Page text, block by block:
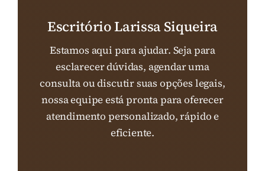
Escritório Larissa Siqueira
Estamos aqui para ajudar. Seja para
esclarecer dúvidas, agendar uma
consulta ou discutir suas opções legais,
nossa equipe está pronta para oferecer
atendimento personalizado, rápido e
eficiente.